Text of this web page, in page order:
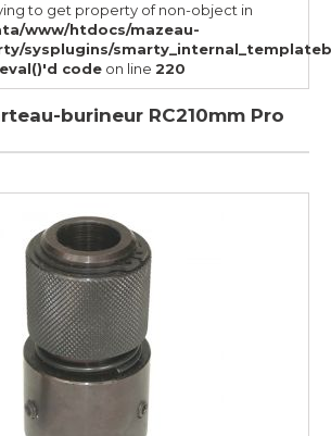
to get property of non-object in
www/htdocs/mazeau-
sysplugins/
code on line 220
burineur RC210mm Pro